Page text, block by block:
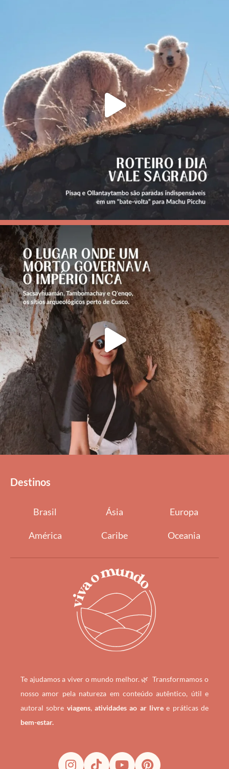
Destinos
Brasil Ásia Europa
América Caribe Oceania
Te ajudamos a viver o mundo melhor. 🌿Transformamos o
nosso amor pela natureza em conteúdo autêntico, útil e
autoral sobre viagens,atividades ao ar livre e práticas de
bem-estar.
I
T
Y
P